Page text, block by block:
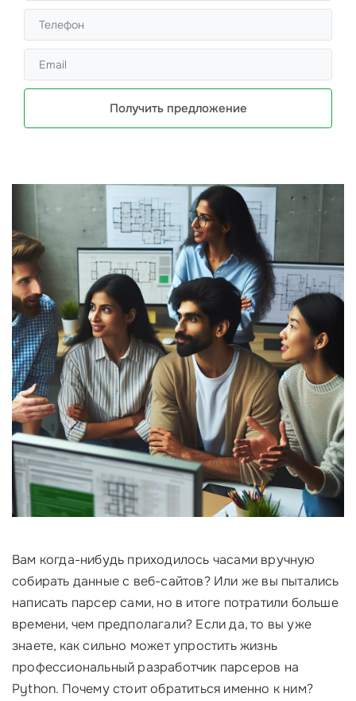
Получить предложение
Вам когда-нибудь приходилось часами вручную
собирать данные с веб-сайтов? Или же вы пытались
написать парсер сами, но в итоге потратили больше
времени, чем предполагали? Если да, то вы уже
знаете, как сильно может упростить жизнь
профессиональный разработчик парсеров на
Python. Почему стоит обратиться именно к ним?